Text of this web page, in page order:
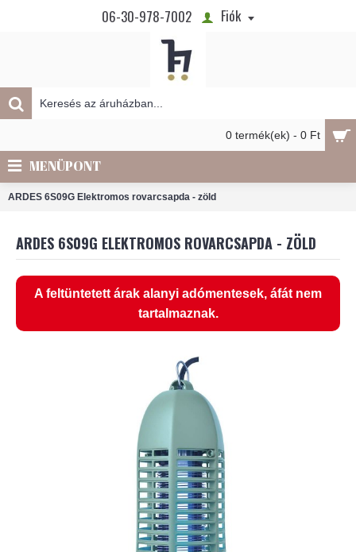
06-30-978-7002 Fiók
0 termék(ek) - 0 Ft
MENÜPONT
ARDES 6S09G Elektromos rovarcsapda - zöld
ARDES 6S09G ELEKTROMOS ROVARCSAPDA - ZÖLD
A feltüntetett árak alanyi adómentesek, áfát nem
tartalmaznak.